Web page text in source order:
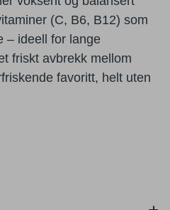
(C, B6, B12) som
– ideell for lange
friskt avbrekk mellom
favoritt, helt uten